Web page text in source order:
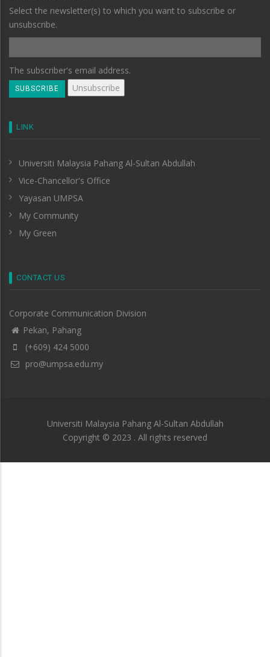
Select the newsletter(s) to which you want to subscribe or
unsubscribe.
The subscriber's email address.
LINK
Universiti Malaysia Pahang Al-Sultan Abdullah
Vice-Chancellor's Office
Yayasan UMPSA
My Community
My Green
CONTACT US
Corporate Communication Division
Pekan, Pahang
(+609) 424 5000
pro@umpsa.edu.my
Universiti Malaysia Pahang Al-Sultan Abdullah
Copyright © 2023 . All rights reserved